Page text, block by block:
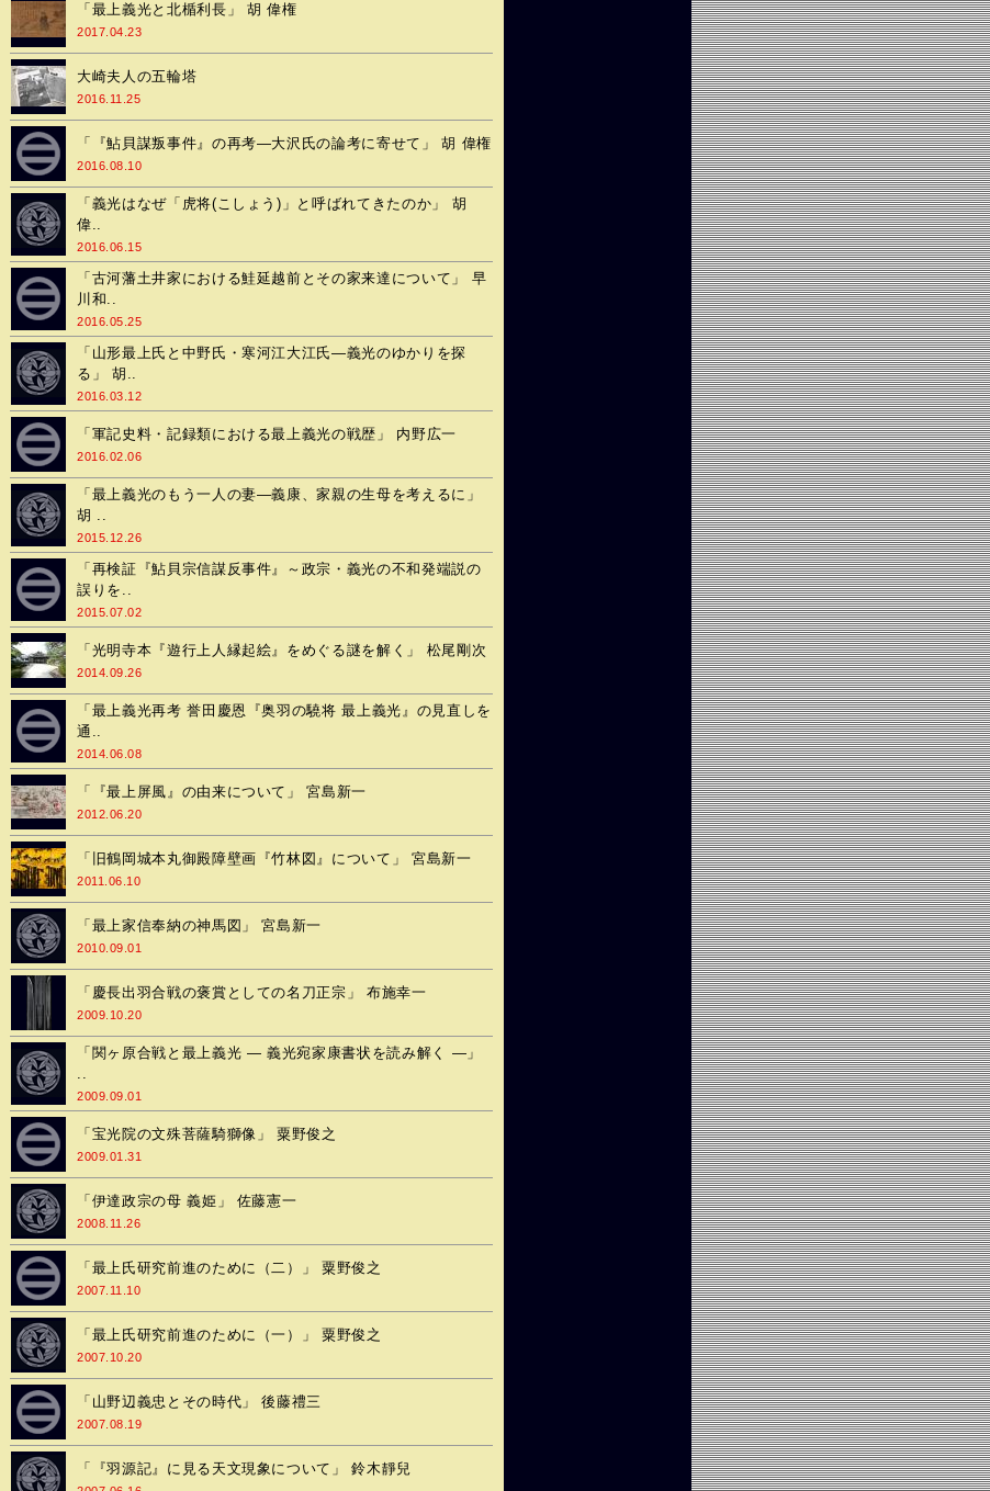
「最上義光と北楯利長」 胡 偉権
2017.04.23
大崎夫人の五輪塔
2016.11.25
「『鮎貝謀叛事件』の再考―大沢氏の論考に寄せて」 胡 偉権
2016.08.10
「義光はなぜ「虎将(こしょう)」と呼ばれてきたのか」 胡
偉..
2016.06.15
「古河藩土井家における鮭延越前とその家来達について」 早
川和..
2016.05.25
「山形最上氏と中野氏・寒河江大江氏―義光のゆかりを探
る」 胡..
2016.03.12
「軍記史料・記録類における最上義光の戦歴」 内野広一
2016.02.06
「最上義光のもう一人の妻―義康、家親の生母を考えるに」
胡 ..
2015.12.26
「再検証『鮎貝宗信謀反事件』～政宗・義光の不和発端説の
誤りを..
2015.07.02
「光明寺本『遊行上人縁起絵』をめぐる謎を解く」 松尾剛次
2014.09.26
「最上義光再考 誉田慶恩『奥羽の驍将 最上義光』の見直しを
通..
2014.06.08
「『最上屏風』の由来について」 宮島新一
2012.06.20
「旧鶴岡城本丸御殿障壁画『竹林図』について」 宮島新一
2011.06.10
「最上家信奉納の神馬図」 宮島新一
2010.09.01
「慶長出羽合戦の褒賞としての名刀正宗」 布施幸一
2009.10.20
「関ヶ原合戦と最上義光 ― 義光宛家康書状を読み解く ―」
..
2009.09.01
「宝光院の文殊菩薩騎獅像」 粟野俊之
2009.01.31
「伊達政宗の母 義姫」 佐藤憲一
2008.11.26
「最上氏研究前進のために（二）」 粟野俊之
2007.11.10
「最上氏研究前進のために（一）」 粟野俊之
2007.10.20
「山野辺義忠とその時代」 後藤禮三
2007.08.19
「『羽源記』に見る天文現象について」 鈴木靜兒